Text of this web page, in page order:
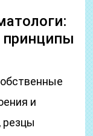
принципы
и
резцы